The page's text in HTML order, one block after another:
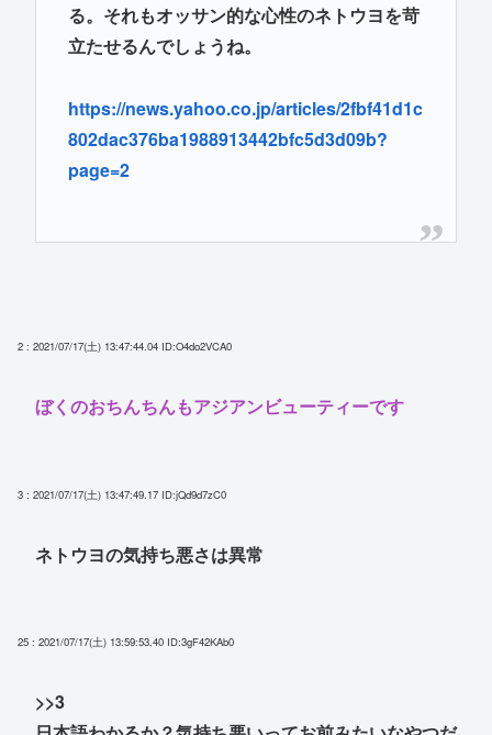
る。それもオッサン的な心性のネトウヨを苛
立たせるんでしょうね。
https://news.yahoo.co.jp/articles/2fbf41d1c
802dac376ba1988913442bfc5d3d09b?
page=2
2 : 2021/07/17(土) 13:47:44.04 ID:O4do2VCA0
ぼくのおちんちんもアジアンビューティーです
3 : 2021/07/17(土) 13:47:49.17 ID:jQd9d7zC0
ネトウヨの気持ち悪さは異常
25 : 2021/07/17(土) 13:59:53.40 ID:3gF42KAb0
>>3